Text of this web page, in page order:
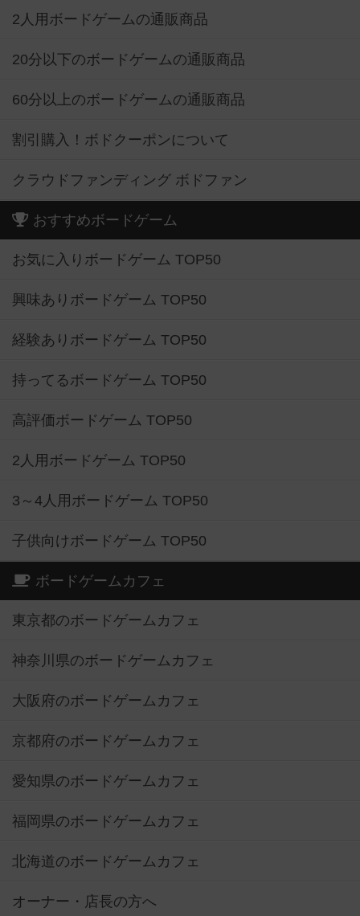
2人用ボードゲームの通販商品
20分以下のボードゲームの通販商品
60分以上のボードゲームの通販商品
割引購入！ボドクーポンについて
クラウドファンディング ボドファン
おすすめボードゲーム
お気に入りボードゲーム TOP50
興味ありボードゲーム TOP50
経験ありボードゲーム TOP50
持ってるボードゲーム TOP50
高評価ボードゲーム TOP50
2人用ボードゲーム TOP50
3～4人用ボードゲーム TOP50
子供向けボードゲーム TOP50
ボードゲームカフェ
東京都のボードゲームカフェ
神奈川県のボードゲームカフェ
大阪府のボードゲームカフェ
京都府のボードゲームカフェ
愛知県のボードゲームカフェ
福岡県のボードゲームカフェ
北海道のボードゲームカフェ
オーナー・店長の方へ